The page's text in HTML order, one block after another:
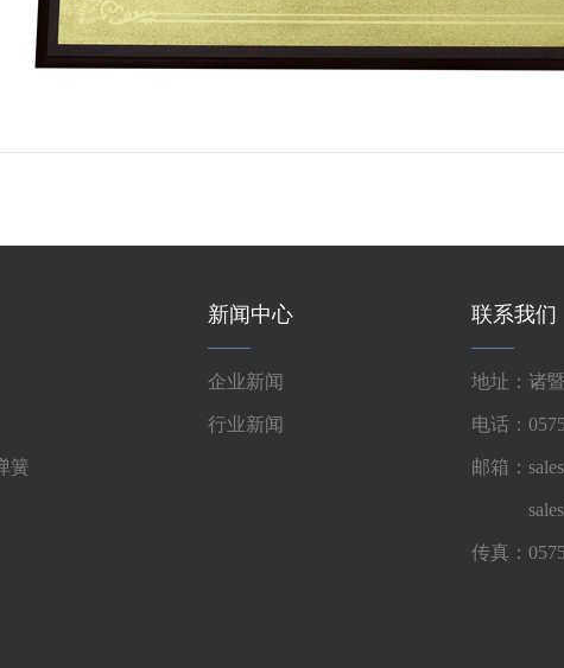
簧
新闻中心
企业新闻
行业新闻
联系我们
地址：诸
电话：
邮箱：
传真：